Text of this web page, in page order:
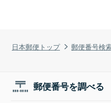
日本郵便トップ 郵便番号検
郵便番号を調べる